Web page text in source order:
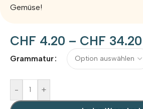
Gemüse!
CHF 4.20 – CHF 34.20
Grammatur
- +
Alternative: